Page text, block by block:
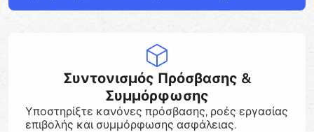
Συντονισμός Πρόσβασης &
Συμμόρφωσης
Υποστηρίξτε κανόνες πρόσβασης, ροές εργασίας
επιβολής και συμμόρφωσης ασφάλειας.